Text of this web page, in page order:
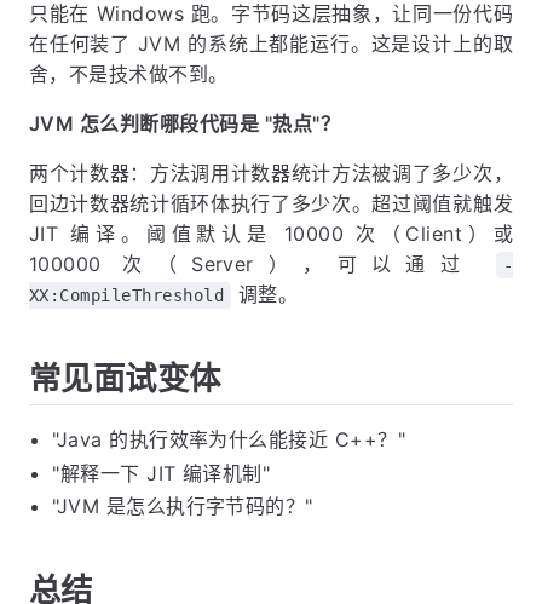
只能在 Windows 跑。字节码这层抽象，让同一份代码
在任何装了 JVM 的系统上都能运行。这是设计上的取
舍，不是技术做不到。
JVM 怎么判断哪段代码是 "热点"？
两个计数器：方法调用计数器统计方法被调了多少次，
回边计数器统计循环体执行了多少次。超过阈值就触发
JIT 编译。阈值默认是 10000 次（Client）或
100000 次（Server），可以通过
-
XX:CompileThreshold
调整。
常见面试变体
"Java 的执行效率为什么能接近 C++？"
"解释一下 JIT 编译机制"
"JVM 是怎么执行字节码的？"
总结